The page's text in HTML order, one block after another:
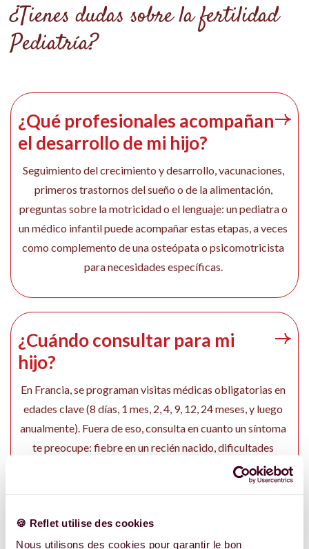
🍪 Reflet utilise des cookies
Nous utilisons des cookies pour garantir le bon
¿Tienes dudas sobre la fertilidad
Pediatría?
¿Qué profesionales acompañan
el desarrollo de mi hijo?
Seguimiento del crecimiento y desarrollo, vacunaciones,
primeros trastornos del sueño o de la alimentación,
preguntas sobre la motricidad o el lenguaje: un pediatra o
un médico infantil puede acompañar estas etapas, a veces
como complemento de una osteópata o psicomotricista
para necesidades específicas.
¿Cuándo consultar para mi
hijo?
En Francia, se programan visitas médicas obligatorias en
edades clave (8 días, 1 mes, 2, 4, 9, 12, 24 meses, y luego
anualmente). Fuera de eso, consulta en cuanto un síntoma
te preocupe: fiebre en un recién nacido, dificultades
respiratorias, rechazo a alimentarse, o una duda sobre el